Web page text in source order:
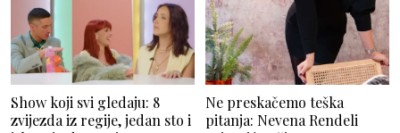
Show koji svi gledaju: 8
zvijezda iz regije, jedan sto i
Ne preskačemo teška
pitanja: Nevena Rendeli